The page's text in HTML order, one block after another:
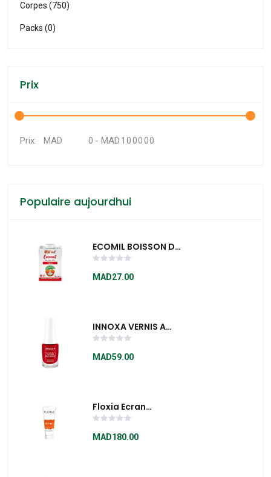
Corpes (750)
Packs (0)
Prix
Prix: MAD - MAD
Populaire aujourdhui
ECOMIL BOISSON DE
COCO SANS SUCRE
500ML
MAD27.00
INNOXA VERNIS A
ONGLES SENSIBLES
COQUELICOT 5ML -
MAD59.00
Floxia Ecran
Emulsion Invisible
Spf50
MAD180.00